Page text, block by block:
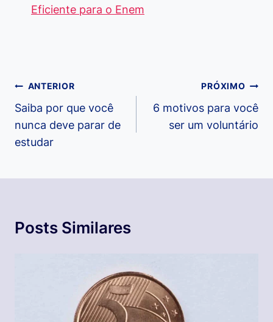
Eficiente para o Enem
Navegação
de
Post
ANTERIOR
Saiba por que você
nunca deve parar de
estudar
PRÓXIMO
6 motivos para você
ser um voluntário
Posts Similares